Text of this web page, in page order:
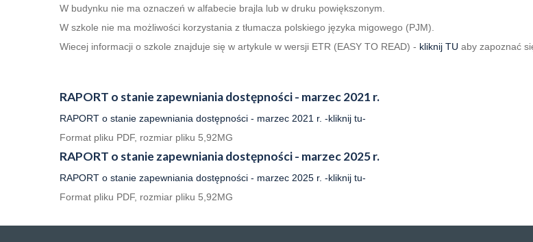
W budynku nie ma oznaczeń w alfabecie brajla lub w druku powiększonym.
W szkole nie ma możliwości korzystania z tłumacza polskiego języka migowego (PJM).
Wiecej informacji o szkole znajduje się w artykule w wersji ETR (EASY TO READ) - kliknij TU aby zapoznać
RAPORT o stanie zapewniania dostępności - marzec 2021 r.
RAPORT o stanie zapewniania dostępności - marzec 2021 r. -kliknij tu-
Format pliku PDF, rozmiar pliku 5,92MG
RAPORT o stanie zapewniania dostępności - marzec 2025 r.
RAPORT o stanie zapewniania dostępności - marzec 2025 r. -kliknij tu-
Format pliku PDF, rozmiar pliku 5,92MG